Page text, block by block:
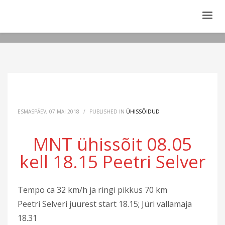
ESMASPÄEV, 07 MAI 2018 / PUBLISHED IN ÜHISSÕIDUD
MNT ühissõit 08.05
kell 18.15 Peetri Selver
Tempo ca 32 km/h ja ringi pikkus 70 km
Peetri Selveri juurest start 18.15; Jüri vallamaja
18.31